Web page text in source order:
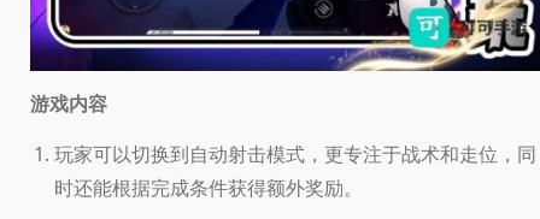
游戏内容
玩家可以切换到自动射击模式，更专注于战术和走位，同
时还能根据完成条件获得额外奖励。